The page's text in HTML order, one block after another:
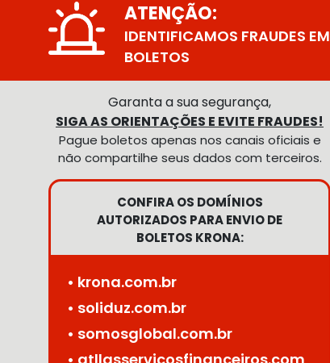
ATENÇÃO:
IDENTIFICAMOS FRAUDES EM
BOLETOS
Garanta a sua segurança,
SIGA AS ORIENTAÇÕES E EVITE FRAUDES!
Pague boletos apenas nos canais oficiais e
não compartilhe seus dados com terceiros.
CONFIRA OS DOMÍNIOS
AUTORIZADOS PARA ENVIO DE
BOLETOS KRONA:
• krona.com.br
• soliduz.com.br
• somosglobal.com.br